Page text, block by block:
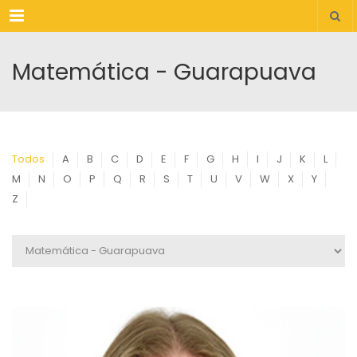
Menu
Matemática - Guarapuava
Todos A B C D E F G H I J K
L
M
N O P Q R S T U V W X
Y
Z